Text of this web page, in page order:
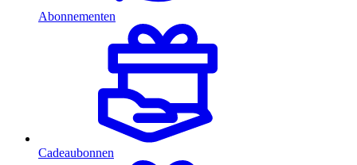
Abonnementen
Cadeaubonnen